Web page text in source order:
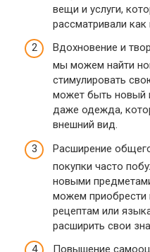
вещи и услуги,
рассматривали
Вдохновение и
мы можем найти
стимулировать
может быть новый
даже одежда,
внешний вид.
Расширение
покупки часто
новыми
можем приобрести
рецептам или
расширить свои
Повышение